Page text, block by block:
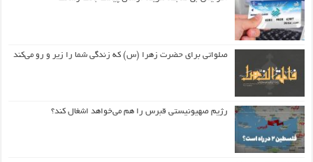
صلواتی برای حضرت زهرا (س) که زندگی شما را زیر و رو می‌کند
رژیم صهیونیستی قبرس را هم می‌خواهد اشغال کند؟